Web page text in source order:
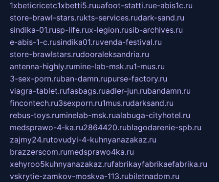
1xbeticricetc1xbetti5.ruuafoot-statti.rue-abis1c.ru
store-brawl-stars.rukts-services.rudark-sand.ru
sindika-01.rusp-life.rux-legion.rusib-archives.ru
e-abis-1-c.rusindika01.ruvenda-festival.ru
store-brawlstars.rudooraleksandria.ru
antenna-highly.rumine-lab-msk.ru1-mus.ru
3-sex-porn.ruban-damn.rupurse-factory.ru
viagra-tablet.rufasbags.ruadler-jun.rubandamn.ru
fincontech.ru3sexporn.ru1mus.rudarksand.ru
rebus-toys.ruminelab-msk.rualabuga-cityhotel.ru
medsprawo-4-ka.ru2864420.rublagodarenie-spb.ru
zajmy24.rutovudyi-4-kuhnyanazakaz.ru
brazzerscom.rumedsprawo4ka.ru
xehyroo5kuhnyanazakaz.rufabrikayfabrikaefabrika.ru
vskrytie-zamkov-moskva-113.rubiletnadom.ru